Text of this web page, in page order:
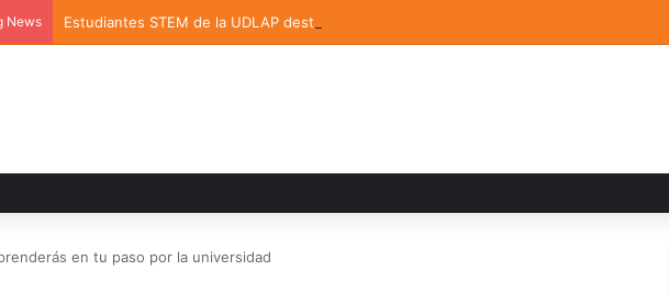
News Estudiantes STEM de la UDLAP destacan en el MUTVI 2026
en tu paso por la universidad